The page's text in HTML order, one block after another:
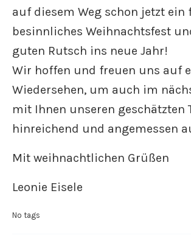
auf diesem Weg schon jetzt ein
besinnliches Weihnachtsfest
guten Rutsch ins neue Jahr!
Wir hoffen und freuen uns auf
Wiedersehen, um auch im
mit Ihnen unseren geschätzten
hinreichend und angemessen
Mit weihnachtlichen Grüßen
Leonie Eisele
No tags